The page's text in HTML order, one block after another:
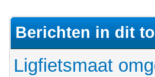
Berichten in dit
Ligfietsmaat